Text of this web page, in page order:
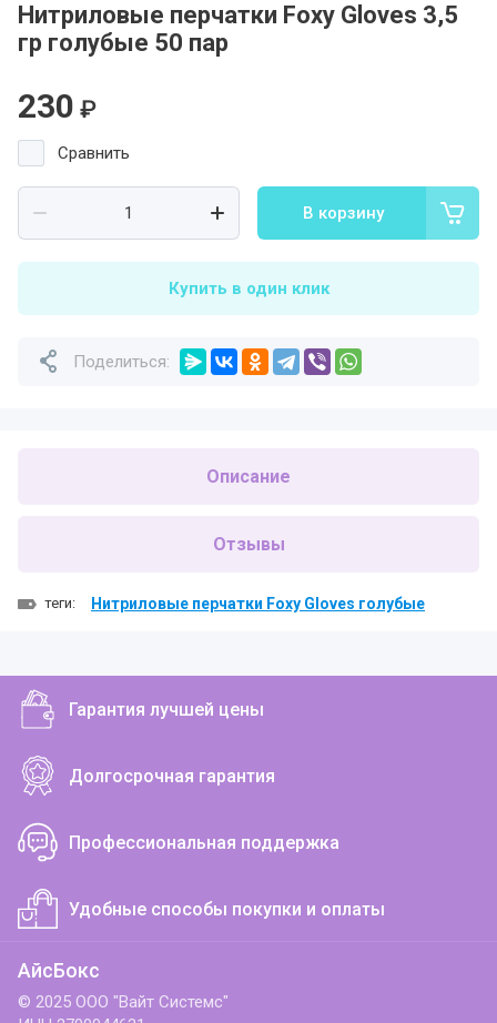
Нитриловые перчатки Foxy Gloves 3,5
гр голубые 50 пар
230 ₽
Сравнить
В корзину
Купить в один клик
Поделиться:
Описание
Отзывы
теги: Нитриловые перчатки Foxy Gloves голубые
Гарантия лучшей цены
Долгосрочная гарантия
Профессиональная поддержка
Удобные способы покупки и оплаты
АйсБокс
© 2025 ООО "Вайт Системс"